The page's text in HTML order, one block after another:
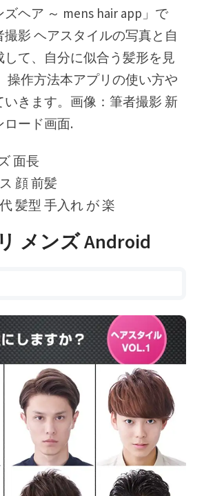
ヘア ～ mens hair app」で
影 ヘアスタイルの写真と自
て、自分に似合う髪形を見
操作方法本アプリの使い方や
きます。画像：筆者撮影 新
ロード画面.
面長
顔 前髪
髪型 手入れ が 楽
メンズ Android